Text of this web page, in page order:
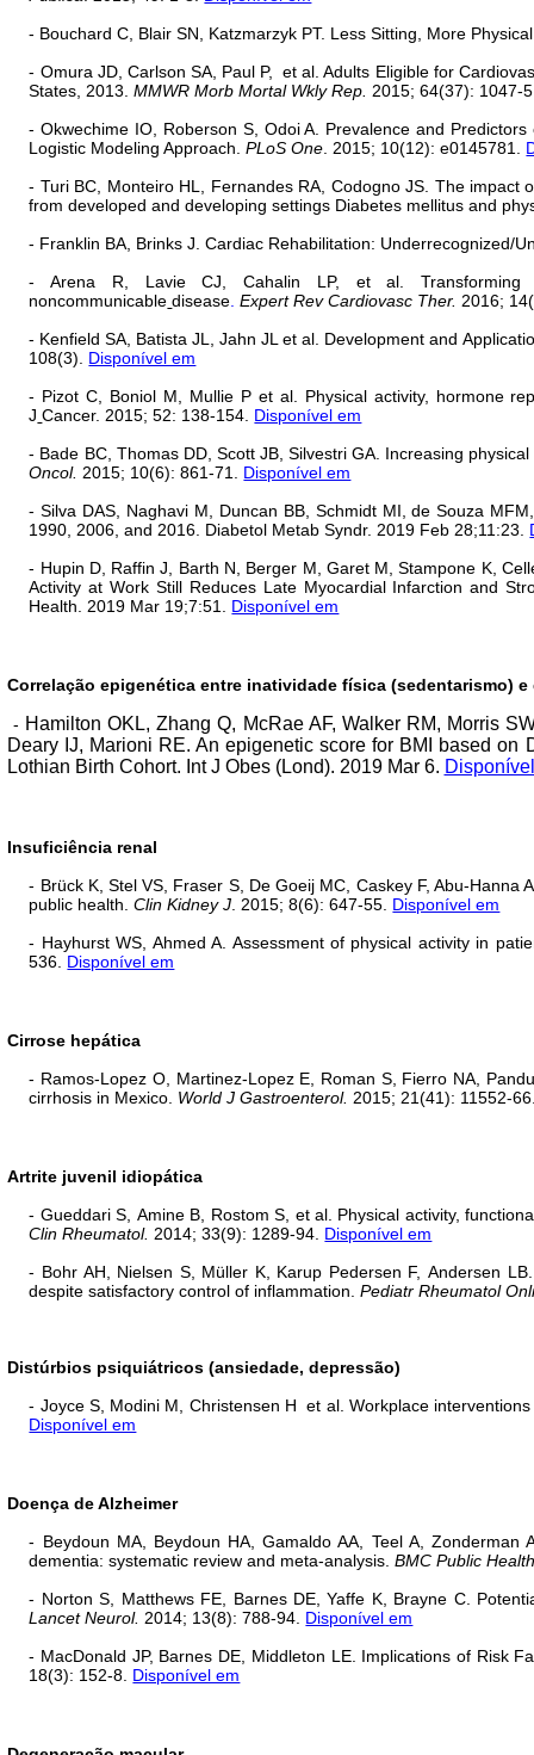
- Bouchard C, Blair SN, Katzmarzyk PT. Less Sitting, More Physical
- Omura JD, Carlson SA, Paul P,
et al. Adults Eligible for
States, 2013.MMWR Morb Mortal Wkly Rep. 2015; 64(37): 1047-
- Okwechime IO
Roberson S, Odoi A. Prevalence and
Logistic Modeling Approach.PLoS One . 2015; 10(12): e0145781.
- Turi BC, Monteiro HL, Fernandes RA, Codogno JS. The impact
from developed and developing settings Diabetes mellitus and
- Franklin BA, Brinks J. Cardiac Rehabilitation: Underrecognized/
- Arena R, Lavie CJ, Cahalin LP, et al. Transforming
noncommunicable disease .Expert Rev Cardiovasc Ther. 2016;
- Kenfield SA Batista JL ,Jahn JL et al. Development and
108(3). Disponível em
- Pizot C
Boniol M
Mullie P et al. Physical activity, hormone
J Cancer. 2015; 52: 138-154. Disponível em
- Bade BC, Thomas DD, Scott JB, Silvestri GA. Increasing
Oncol. 2015; 10(6): 861-71. Disponível em
- Silva DAS, Naghavi M, Duncan BB, Schmidt MI, de Souza
1990, 2006, and 2016. Diabetol Metab Syndr. 2019 Feb 28;11:23.
- Hupin D, Raffin J, Barth N, Berger M, Garet M, Stampone K,
Activity at Work Still Reduces Late Myocardial Infarction and
Health. 2019 Mar 19;7:51. Disponível em
Correlação epigenética entre inatividade física (sedentarismo)
- Hamilton OKL, Zhang Q, McRae AF, Walker RM, Morris
Deary IJ, Marioni RE. An epigenetic score for BMI based
Lothian Birth Cohort. Int J Obes (Lond). 2019 Mar 6.
Insuficiência renal
- Brück K, Stel VS, Fraser S, De Goeij MC, Caskey F, Abu-
public health.Clin Kidney J . 2015; 8(6): 647-55. Disponível em
- Hayhurst WS, Ahmed A. Assessment of physical activity in
536. Disponível em
Cirrose hepática
- Ramos-Lopez O, Martinez-Lopez E, Roman S, Fierro NA,
cirrhosis in Mexico. World J Gastroenterol. 2015; 21(41): 11552-
Artrite juvenil idiopática
- Gueddari S Amine B Rostom S , et al. Physical activity,
Clin Rheumatol. 2014; 33(9): 1289-94. Disponível em
- Bohr AH
Nielsen S, Müller K, Karup Pedersen F,Andersen
despite satisfactory control of inflammation.Pediatr Rheumatol
Distúrbios psiquiátricos (ansiedade, depressão)
- Joyce S, Modini M Christensen H et al. Workplace
Disponível em
Doença de Alzheimer
- Beydoun MA, Beydoun HA ,Gamaldo AA Teel A, Zonderman
dementia: systematic review and meta-analysis.BMC Public
- Norton S
Matthews FE Barnes DE,Yaffe K, Brayne C.
Lancet Neurol. 2014; 13(8): 788-94. Disponível em
- MacDonald JP, Barnes DE
Middleton LE. Implications of Risk
18(3): 152-8. Disponível em